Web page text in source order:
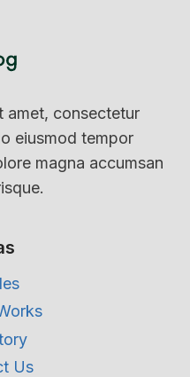
amet, consectetur
eiusmod tempor
magna accumsan
Us